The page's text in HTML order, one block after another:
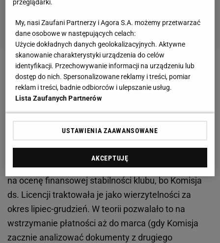
Cztery miesiące oczekiwania na pensje
Zaległości za czerwiec w połowie listopada
Zgodnie z umowami przelewy z pensjami powinny
pojawić się na ich kontach do 10 lipca, ale
czteromiesięcznym poślizgiem. Długi nie wpłynęły
na ocenę finansowej stabilności klubu, bo Komisja
ds. Licencji traktowała je jako wierzytelności za
okres lipiec-grudzień. W teorii pozwalało to na
wstrzymanie płatności aż do marca (gdy Komisja
zacznie analizować dokumenty z drugiego
przeglądarki.
My, nasi Zaufani Partnerzy i Agora S.A. możemy przetwarzać
dane osobowe w następujących celach:
Użycie dokładnych danych geolokalizacyjnych. Aktywne
skanowanie charakterystyki urządzenia do celów
identyfikacji. Przechowywanie informacji na urządzeniu lub
dostęp do nich. Spersonalizowane reklamy i treści, pomiar
reklam i treści, badnie odbiorców i ulepszanie usług.
Lista Zaufanych Partnerów
USTAWIENIA ZAAWANSOWANE
AKCEPTUJĘ